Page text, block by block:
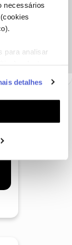
necessários
para analisar
e
interesses
gerir a
detalhes
Marque
comentários.